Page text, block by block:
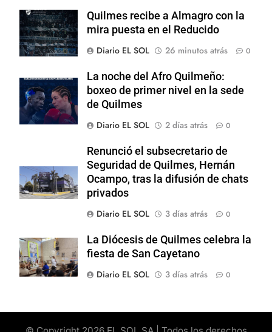
Quilmes recibe a Almagro con la
mira puesta en el Reducido
Diario EL SOL
26 minutos atrás 0
La noche del Afro Quilmeño:
boxeo de primer nivel en la sede
de Quilmes
Diario EL SOL
2 días atrás 0
Renunció el subsecretario de
Seguridad de Quilmes, Hernán
Ocampo, tras la difusión de chats
privados
Diario EL SOL
3 días atrás 0
La Diócesis de Quilmes celebra la
fiesta de San Cayetano
Diario EL SOL
3 días atrás 0